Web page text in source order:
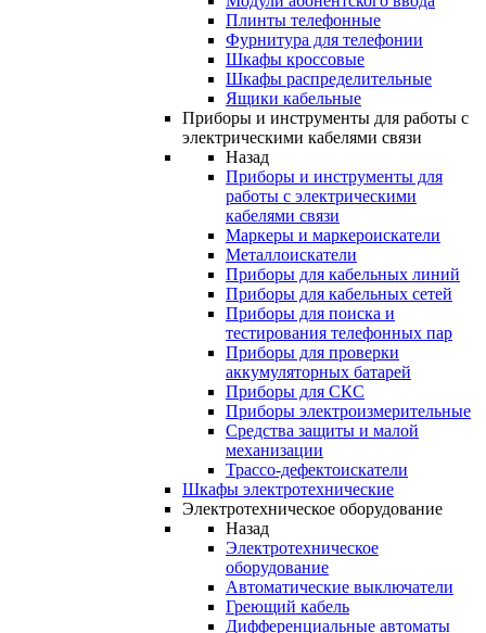
Плинты телефонные
Фурнитура для телефонии
Шкафы кроссовые
Шкафы распределительные
Ящики кабельные
Приборы и инструменты для работы с
электрическими кабелями связи
Назад
Приборы и инструменты для
работы с электрическими
кабелями связи
Маркеры и маркероискатели
Металлоискатели
Приборы для кабельных линий
Приборы для кабельных сетей
Приборы для поиска и
тестирования телефонных пар
Приборы для проверки
аккумуляторных батарей
Приборы для СКС
Приборы электроизмерительные
Средства защиты и малой
механизации
Трассо-дефектоискатели
Шкафы электротехнические
Электротехническое оборудование
Назад
Электротехническое
оборудование
Автоматические выключатели
Греющий кабель
Дифференциальные автоматы